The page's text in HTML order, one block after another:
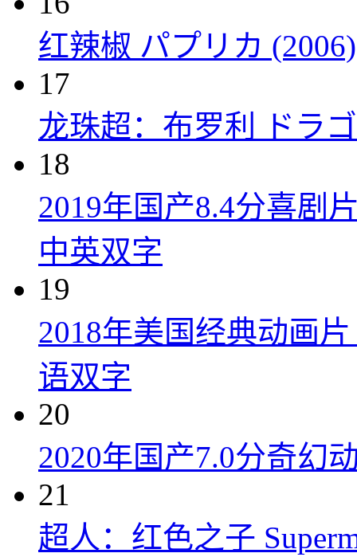
红辣椒 パプリカ (2006)
17
龙珠超：布罗利 ドラ
18
2019年国产8.4分喜剧
中英双字
19
2018年美国经典动画
语双字
20
2020年国产7.0分奇幻
21
超人：红色之子